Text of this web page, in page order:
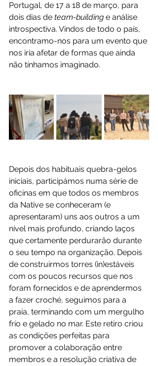
Portugal, de 17 a 18 de março, para
dois dias de team-building e análise
introspectiva. Vindos de todo o país,
encontramo-nos para um evento que
nos iria afetar de formas que ainda
não tínhamos imaginado.
Depois dos habituais quebra-gelos
iniciais, participámos numa série de
oficinas em que todos os membros
da Native se conheceram (e
apresentaram) uns aos outros a um
nível mais profundo, criando laços
que certamente perdurarão durante
o seu tempo na organização. Depois
de construirmos torres (in)estáveis
com os poucos recursos que nos
foram fornecidos e de aprendermos
a fazer croché, seguimos para a
praia, terminando com um mergulho
frio e gelado no mar. Este retiro criou
as condições perfeitas para
promover a colaboração entre
membros e a resolução criativa de